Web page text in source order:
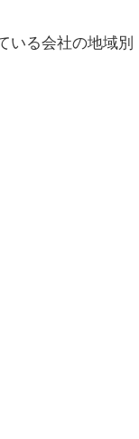
いる会社の地域別